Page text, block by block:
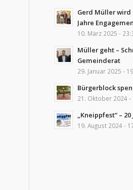
Gerd Müller
Jahre
10. März 2025 -
Müller geht –
Gemeinderat
29. Januar 2025 -
Bürgerblock
21. Oktober 2024 -
„Kneippfest“ –
19. August 2024 -